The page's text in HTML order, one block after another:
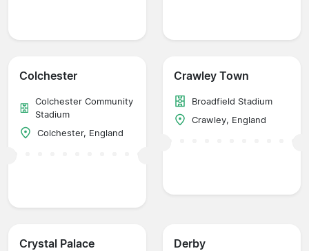
Colchester
Colchester Community
Stadium
Colchester, England
Crawley Town
Broadfield Stadium
Crawley, England
Crystal Palace Derby